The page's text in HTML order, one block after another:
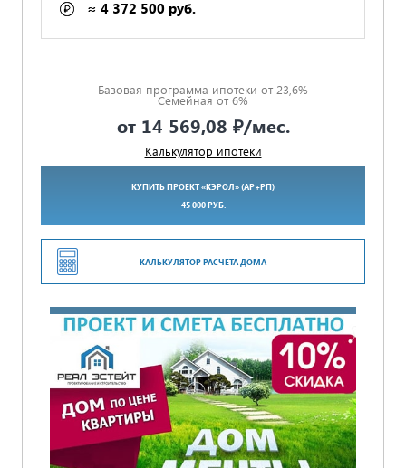
≈ 4 372 500 руб.
Базовая программа ипотеки от 23,6%
Семейная от 6%
от 14 569,08 ₽/мес.
Калькулятор ипотеки
КУПИТЬ ПРОЕКТ «КЭРОЛ» (АР+РП)
45 000 РУБ.
КАЛЬКУЛЯТОР РАСЧЕТА ДОМА